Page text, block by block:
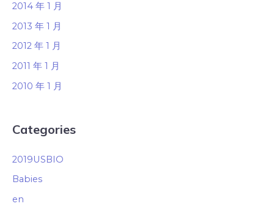
2014 年 1 月
2013 年 1 月
2012 年 1 月
2011 年 1 月
2010 年 1 月
Categories
2019USBIO
Babies
en